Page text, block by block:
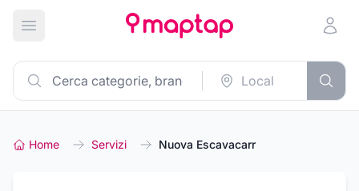
Apri menu principale
Home Servizi Nuova Escavacarr